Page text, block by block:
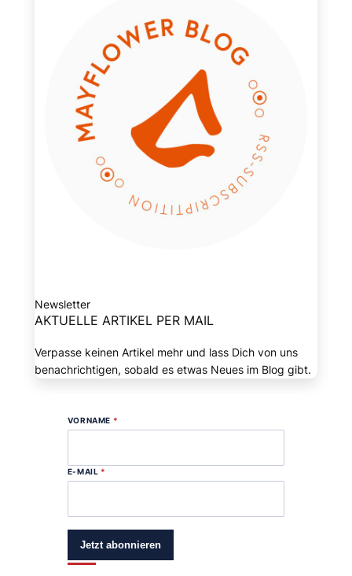
Newsletter
AKTUELLE ARTIKEL PER MAIL
Verpasse keinen Artikel mehr und lass Dich von uns
benachrichtigen, sobald es etwas Neues im Blog gibt.
VORNAME *
E-MAIL *
Jetzt abonnieren